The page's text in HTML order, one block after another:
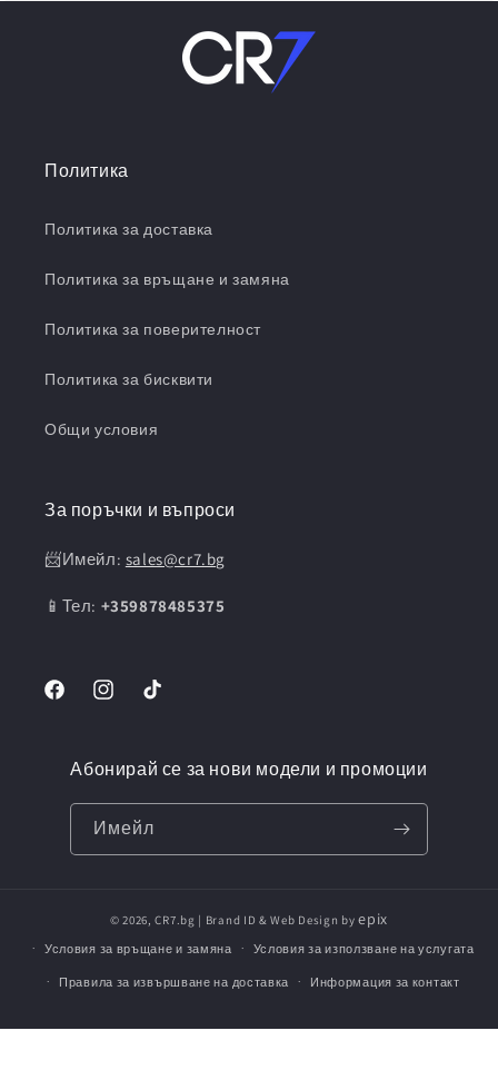
Политика
Политика за доставка
Политика за връщане и замяна
Политика за поверителност
Политика за бисквити
Общи условия
За поръчки и въпроси
📨Имейл: sales@cr7.bg
📱Тел: +359878485375
FacebookInstagramTikTok
Абонирай се за нови модели и промоции
Имейл
© 2026,CR7.bg | Brand ID & Web Design byepix
Условия за връщане и замяна Условия за използване на услугата
Правила за извършване на доставка Информация за контакт